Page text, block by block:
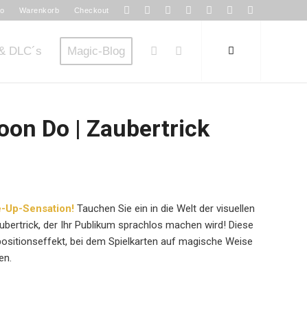
Warenkorb Checkout
DLC´s Magic-Blog
Do | Zaubertrick
Up-Sensation!Tauchen Sie ein in die Welt der visuellen
der Ihr Publikum sprachlos machen wird! Diese
bei dem Spielkarten auf magische Weise